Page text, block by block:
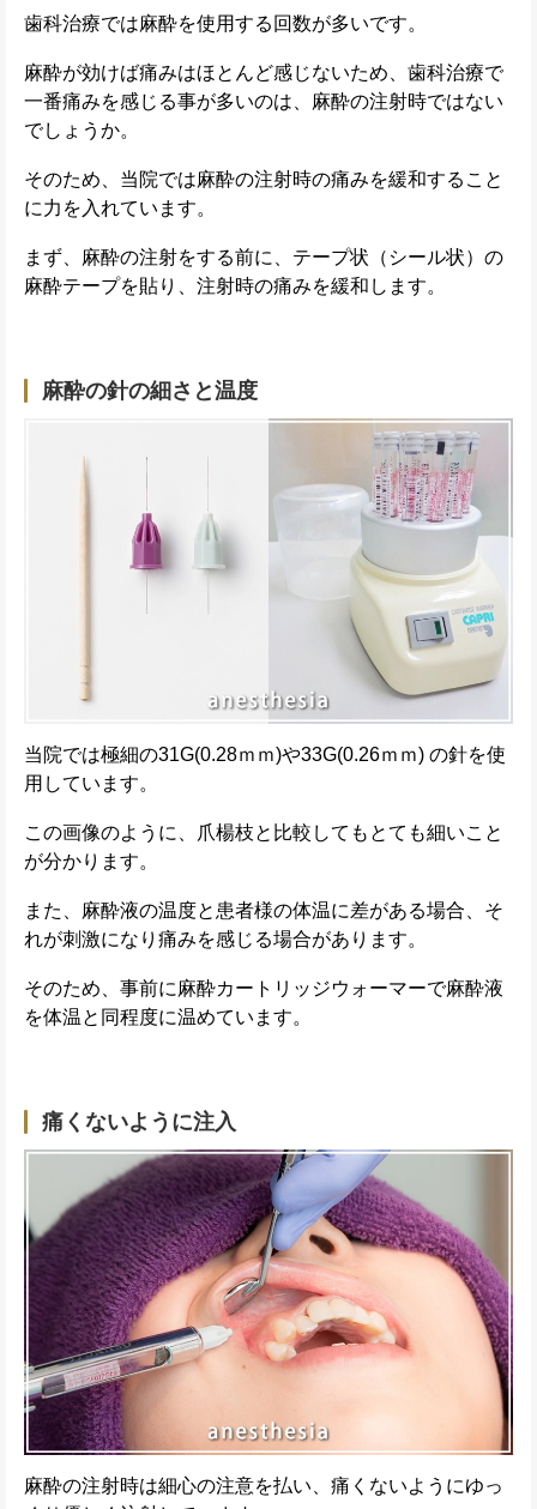
歯科治療では麻酔を使用する回数が多いです。
麻酔が効けば痛みはほとんど感じないため、歯科治療で
一番痛みを感じる事が多いのは、麻酔の注射時ではない
でしょうか。
そのため、当院では麻酔の注射時の痛みを緩和すること
に力を入れています。
まず、麻酔の注射をする前に、テープ状（シール状）の
麻酔テープを貼り、注射時の痛みを緩和します。
麻酔の針の細さと温度
当院では極細の31G(0.28ｍｍ)や33G(0.26ｍｍ) の針を使
用しています。
この画像のように、爪楊枝と比較してもとても細いこと
が分かります。
また、麻酔液の温度と患者様の体温に差がある場合、そ
れが刺激になり痛みを感じる場合があります。
そのため、事前に麻酔カートリッジウォーマーで麻酔液
を体温と同程度に温めています。
痛くないように注入
麻酔の注射時は細心の注意を払い、痛くないようにゆっ